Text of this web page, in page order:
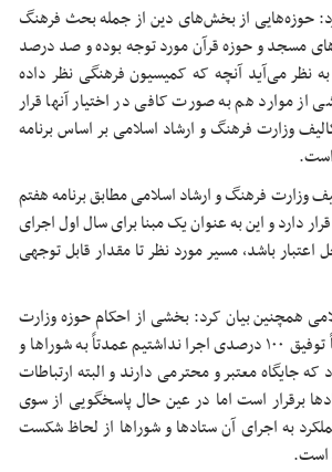
حوزه‌هایی از بخش‌های دین از جمله بحث فرهنگ
مسجد و حوزه قرآن مورد توجه بوده و صد درصد
نظر می‌آید آنچه که کمیسیون فرهنگی نظر داده
از موارد هم به صورت کافی در اختیار آنها قرار
۴۵ درصد تکالیف وزارت فرهنگ و ارشاد اسلامی بر اساس برنامه
است.
تکالیف وزارت فرهنگ و ارشاد اسلامی مطابق برنامه هفتم
دارد و این به عنوان یک مبنا برای سال اول اجرای
اعتبار باشد، مسیر مورد نظر تا مقدار قابل توجهی
همچنین بیان کرد: بخشی از احکام حوزه وزارت
فرهنگ که در آنها احیاناً توفیق ۱۰۰ درصدی اجرا نداشتیم عمدتاً به شوراها و
جایگاه معتبر و محترمی دارند و البته ارتباطات
برقرار است اما در عین حال پاسخگویی از سوی
به اجرای آن ستادها و شوراها از لحاظ شکست
است.